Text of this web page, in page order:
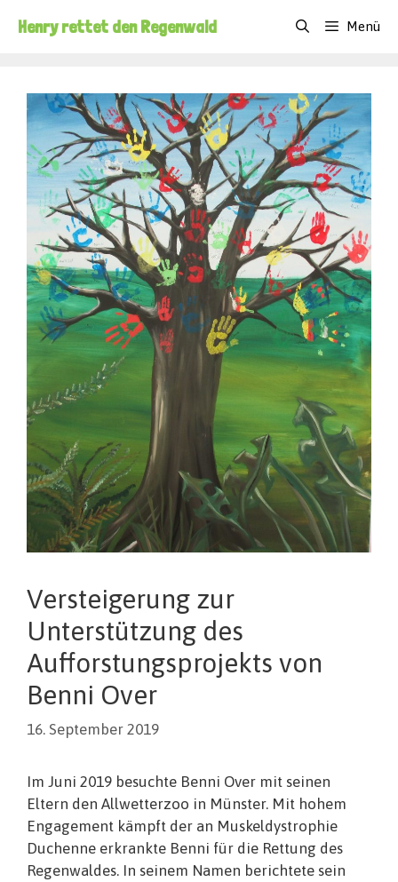
InhaltHenry rettet den Regenwald Menü
Versteigerung zur
Unterstützung des
Aufforstungsprojekts von
Benni Over
16. September 2019
Im Juni 2019 besuchte Benni Over mit seinen
Eltern den Allwetterzoo in Münster. Mit hohem
Engagement kämpft der an Muskeldystrophie
Duchenne erkrankte Benni für die Rettung des
Regenwaldes. In seinem Namen berichtete sein